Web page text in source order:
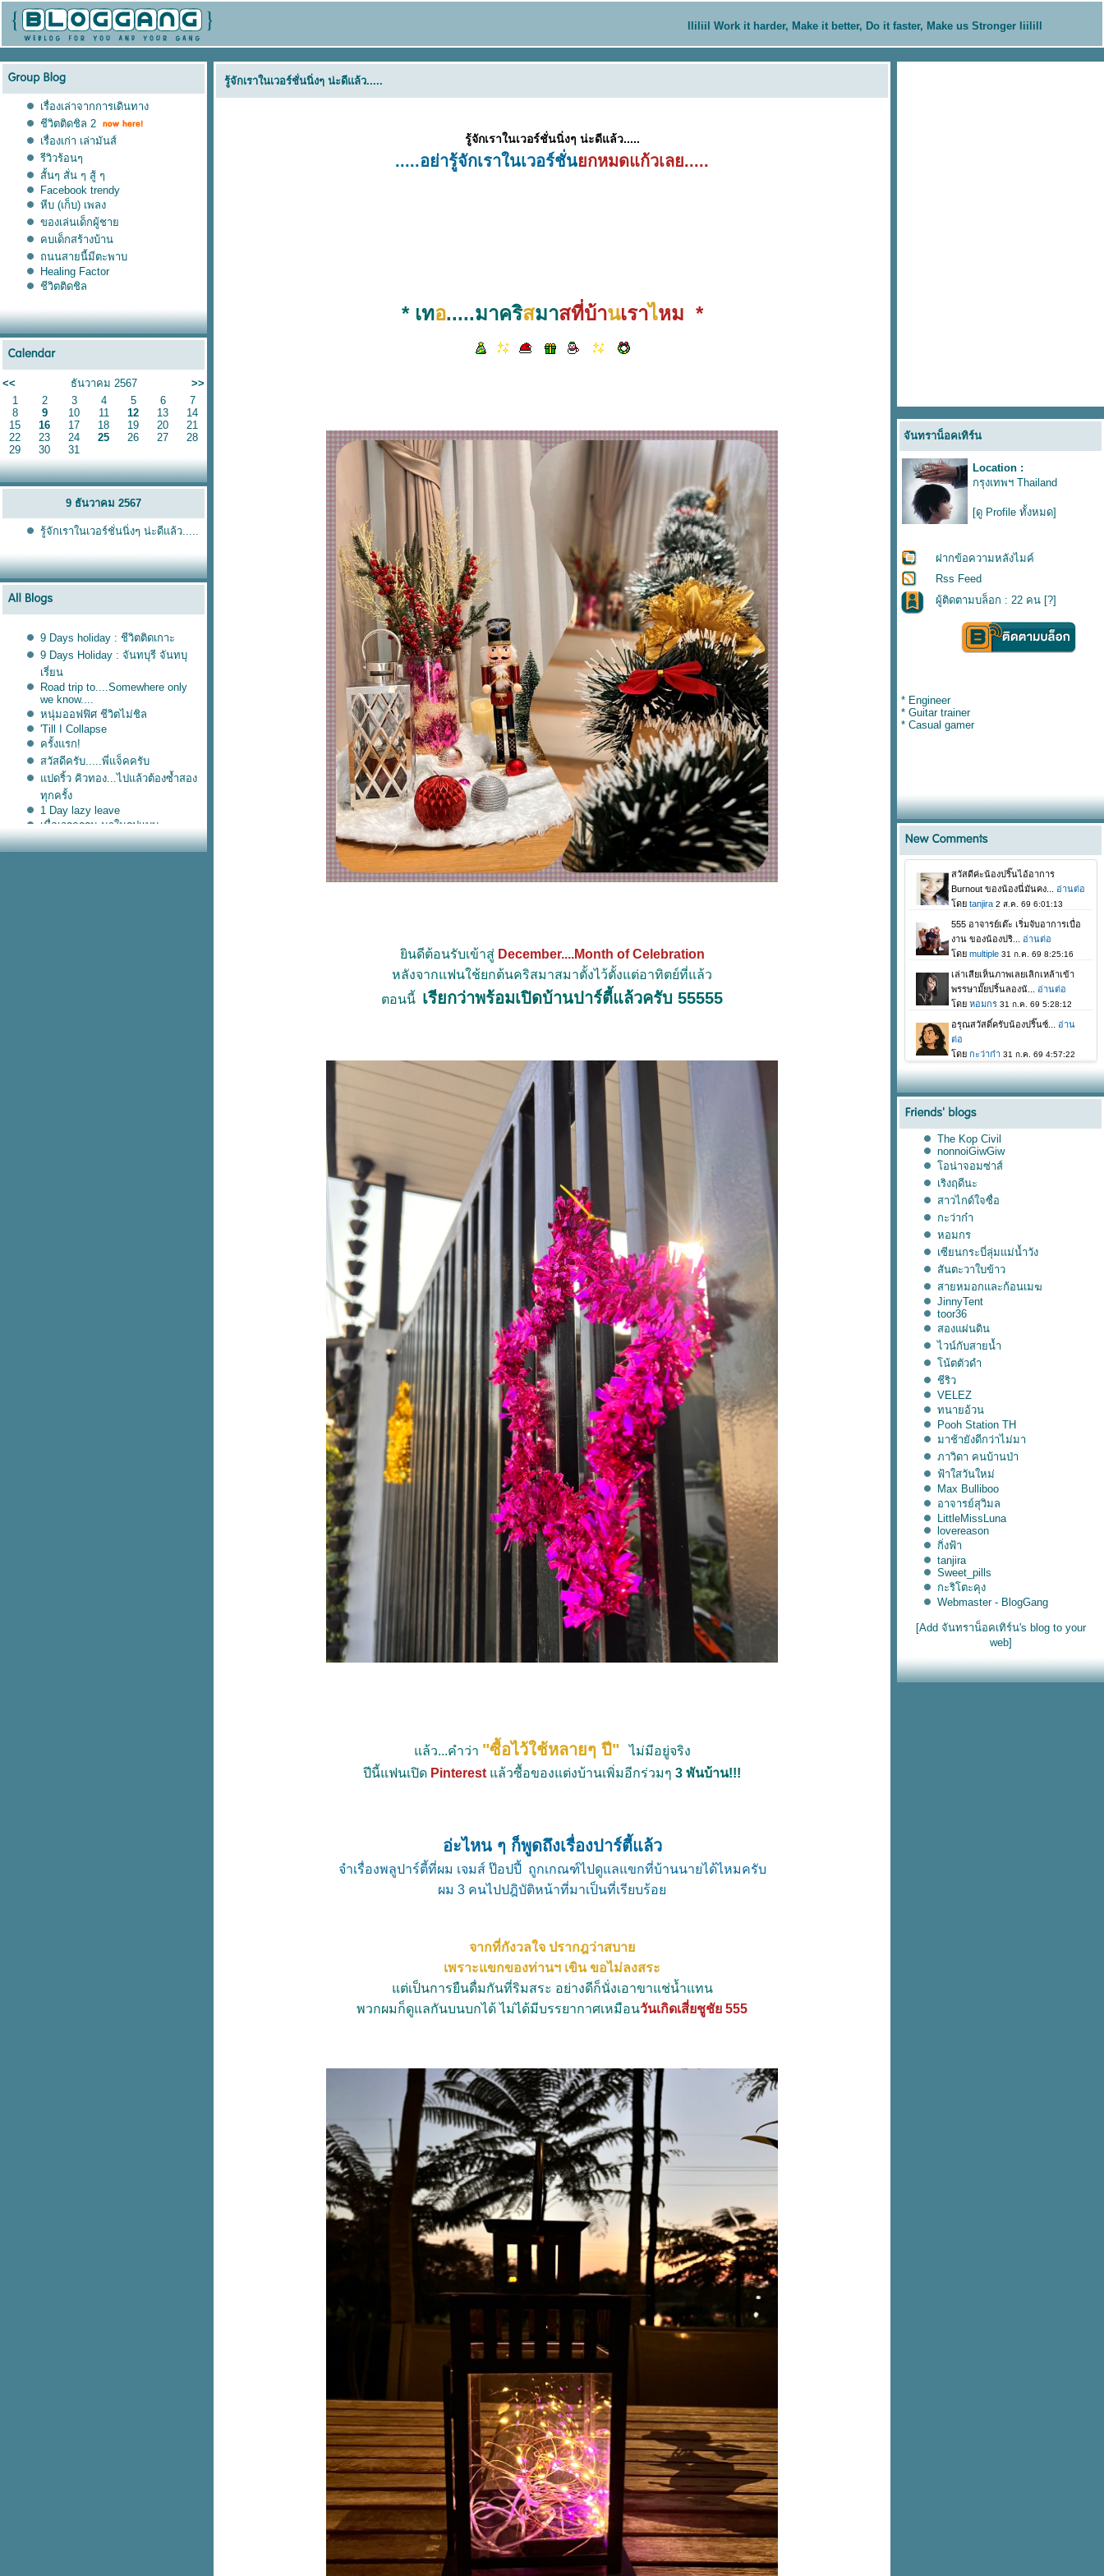
lliliil Work it harder, Make it better, Do it faster, Make us Stronger liilill
เรื่องเล่าจากการเดินทาง
ชีวิตติดชิล 2
เรื่องเก่า เล่ามันส์
รีวิวร้อนๆ
สั้นๆ สั่น ๆ สู้ ๆ
Facebook trendy
หีบ (เก็บ) เพลง
ของเล่นเด็กผู้ชา
คบเด็กสร้างบ้าน
ถนนสายนี้มีตะพาบ
Healing Factor
ชีวิตติดชิล
<< ธันวาคม 2567
>>
1
2 3 4 5 6
7
8
9 10 11 12 13
14
15
16 17 18 19 20
21
22
23 24 25 26 27
28
29
30 31
9 ธันวาคม 2567
รู้จักเราในเวอร์ชั่นนิ่งๆ น่ะดีแล้ว.....
9 Days holiday : ชีวิตติดเกาะ
9 Days Holiday : จันทบุรี จันทบุ
เรี่ยน
Road trip to....Somewhere only
we know....
หนุ่มออฟฟิศ ชีวิตไม่ชิล
'Till I Collapse
ครั้งแรก!
สวัสดีครับ.....พี่แจ็คครับ
ปดริ้ว คิวทอง...ไปแล้วต้องซ้ำสอง
ทุกครั้ง
1 Day lazy leave
เมื่อเวรกรรม มาในรูปแบบ
ของ........
รู้จักเราในเวอร์ชั่นนิ่งๆ น่ะดีแล้ว.....
รู้จักเราในเวอร์ชั่นนิ่งๆ น่ะดีแล้ว.....
.....อย่ารู้จักเราในเวอร์ชั่นกหมดแก้วเลย.....
* เทอ.....มาคริสมาสที่บ้านเราไหม *
ินดีต้อนรับเข้าสู่ December....Month of Celebration
หลังจากแฟนใช้ยกต้นคริสมาสมาตั้งไว้ตั้งแต่อาทิตย์ที่แล้ว
ตอนนี้ เรียกว่าพร้อมเปิดบ้านปาร์ตี้แล้วครับ 55555
ล้ว...คำว่า "ซื้อไว้ใช้หลายๆ ปี"ไม่มีอยู่จริง
ปีนี้แฟนเปิด Pinterest ล้วซื้อของแต่งบ้านเพิ่มอีกร่วมๆ 3 พันบ้าน!!!
อ่ะไหน ๆ ก็พูดถึงเรื่องปาร์ตี้แล้ว
จำเรื่องพลูปาร์ตี้ที่ผม เจมส์ ป๊อปปี้ ถูกเกณฑ์ไปดูแลแขกที่บ้านนายได้ไหมครับ
ผม 3 คนไปปฎิบัติหน้าที่มาเป็นที่เรียบร้อ
จากที่กังวลใจ ปรากฎว่าสบา
เพราะแขกของท่านฯ เขิน ขอไม่ลงสระ
ต่เป็นการยืนดื่มกันที่ริมสระ อย่างดีก็นั่งเอาขาแช่น้ำแทน
พวกผมก็ดูแลกันบนบกได้ ไม่ได้มีบรรยากาศเหมือนวันเกิดเสี่ยชูชัย 555
จันทราน็อคเทิร์น
Location :
กรุงเทพฯ Thailand
[ดู Profile ทั้งหมด]
ฝากข้อความหลังไมค์
Rss Feed
ผู้ติดตามบล็อก : 22 คน [?]
* Engineer
* Guitar trainer
* Casual gamer
The Kop Civil
nonnoiGiwGiw
อน่าจอมซ่าส์
เริงฤดีนะ
สาวไกด์ใจซื่อ
กะว่าก๋า
หอมกร
เซียนกระบี่ลุ่มแม่น้ำวัง
สันตะวาใบข้าว
สายหมอกและก้อนเมฆ
JinnyTent
toor36
สองแผ่นดิน
ไวน์กับสายน้ำ
น้ตตัวดำ
ชีริว
VELEZ
ทนายอ้วน
Pooh Station TH
มาช้ายังดีกว่าไม่มา
ภาวิดา คนบ้านป่า
ฟ้าใสวันใหม่
Max Bulliboo
อาจารย์สุวิมล
LittleMissLuna
lovereason
กิ่งฟ้า
tanjira
Sweet_pills
กะริโตะคุง
Webmaster - BlogGang
[Add จันทราน็อคเทิร์น's blog to your
web]